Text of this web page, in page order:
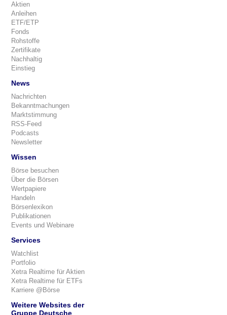
Aktien
Anleihen
ETF/ETP
Fonds
Rohstoffe
Zertifikate
Nachhaltig
Einstieg
News
Nachrichten
Bekanntmachungen
Marktstimmung
RSS-Feed
Podcasts
Newsletter
Wissen
Börse besuchen
Über die Börsen
Wertpapiere
Handeln
Börsenlexikon
Publikationen
Events und Webinare
Services
Watchlist
Portfolio
Xetra Realtime für Aktien
Xetra Realtime für ETFs
Karriere @Börse
Weitere Websites der
Gruppe Deutsche